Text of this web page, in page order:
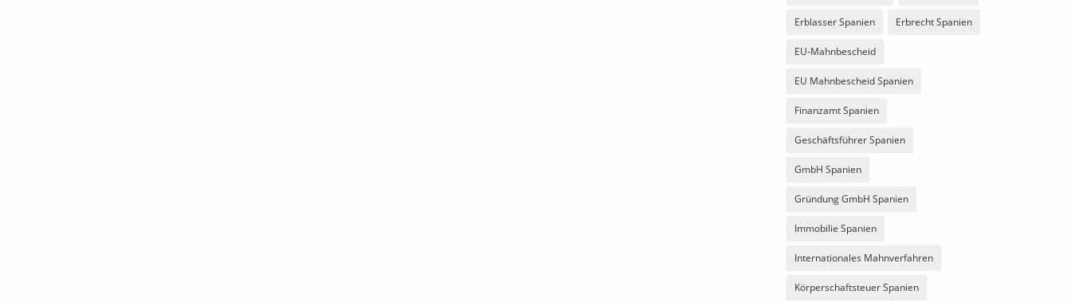
Erblasser Spanien Erbrecht Spanien
EU-Mahnbescheid
EU Mahnbescheid Spanien
Finanzamt Spanien
Geschäftsführer Spanien
GmbH Spanien
Gründung GmbH Spanien
Immobilie Spanien
Internationales Mahnverfahren
Körperschaftsteuer Spanien